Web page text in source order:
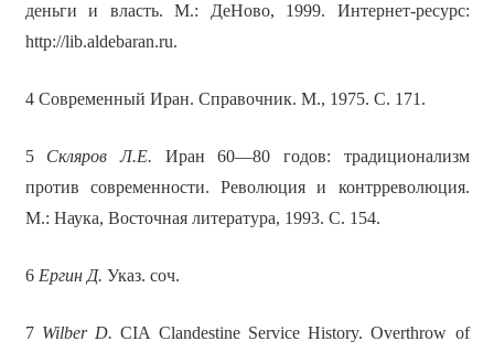
деньги и власть. М.: ДеНово, 1999. Интернет-ресурс:
http://lib.aldebaran.ru.
4 Современный Иран. Справочник. М., 1975. С. 171.
5 Скляров Л.Е. Иран 60—80 годов: традиционализм
против современности. Революция и контрреволюция.
М.: Наука, Восточная литература, 1993. С. 154.
6 Ергин Д. Указ. соч.
7 Wilber D. CIA Clandestine Service History. Overthrow of